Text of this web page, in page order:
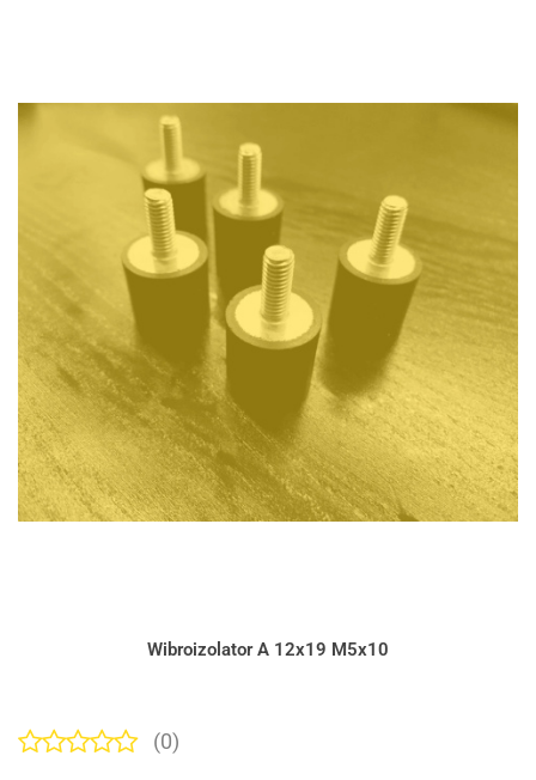
Wibroizolator A 12x19 M5x10
(0)